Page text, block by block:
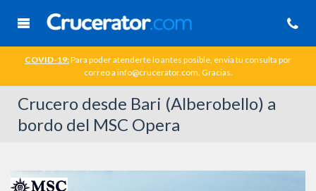
COVID-19:Para poder atenderte lo antes posible, envia tu consulta por
correo a info@crucerator.com. Gracias.
Crucero desde Bari (Alberobello) a
bordo del MSC Opera